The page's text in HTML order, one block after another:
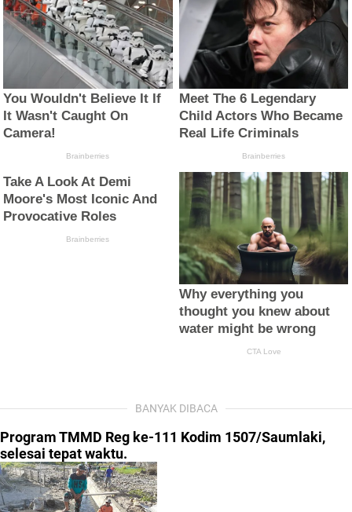
BANYAK DIBACA
Program TMMD Reg ke-111 Kodim 1507/Saumlaki,
selesai tepat waktu.